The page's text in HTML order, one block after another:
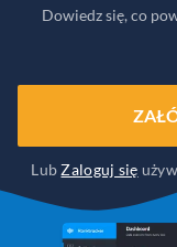
Dowiedz się, co
LubZaloguj się